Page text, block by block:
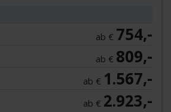
ab € 754,-
ab € 809,-
ab € 1.567,-
ab € 2.923,-